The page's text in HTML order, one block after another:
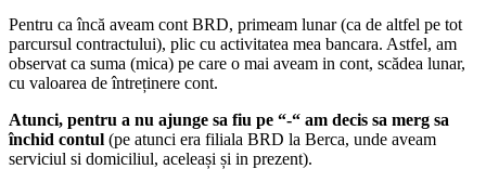
Pentru ca încă aveam cont BRD, primeam lunar (ca de altfel pe tot
parcursul contractului), plic cu activitatea mea bancara. Astfel, am
observat ca suma (mica) pe care o mai aveam in cont, scădea lunar,
cu valoarea de întreținere cont.
Atunci, pentru a nu ajunge sa fiu pe “-“ am decis sa merg sa
închid contul (pe atunci era filiala BRD la Berca, unde aveam
serviciul si domiciliul, aceleași și in prezent).